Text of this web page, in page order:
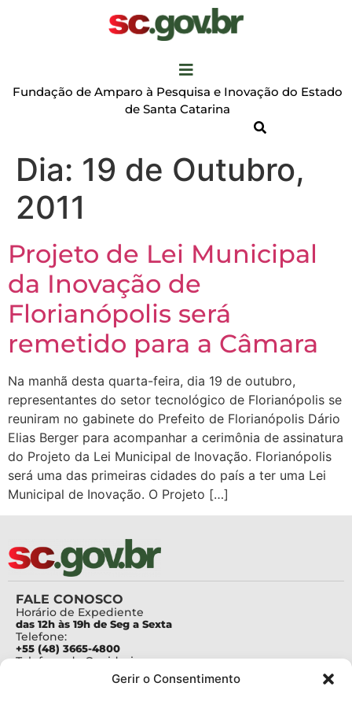
Gerir o Consentimento
Fundação de Amparo à Pesquisa e Inovação do Estado
de Santa Catarina
Dia: 19 de Outubro,
2011
Projeto de Lei Municipal
da Inovação de
Florianópolis será
remetido para a Câmara
Na manhã desta quarta-feira, dia 19 de outubro,
representantes do setor tecnológico de Florianópolis se
reuniram no gabinete do Prefeito de Florianópolis Dário
Elias Berger para acompanhar a cerimônia de assinatura
do Projeto da Lei Municipal de Inovação. Florianópolis
será uma das primeiras cidades do país a ter uma Lei
Municipal de Inovação. O Projeto […]
FALE CONOSCO
Horário de Expediente
das 12h às 19h de Seg a Sexta
Telefone:
+55 (48) 3665-4800
Telefone da Ouvidoria